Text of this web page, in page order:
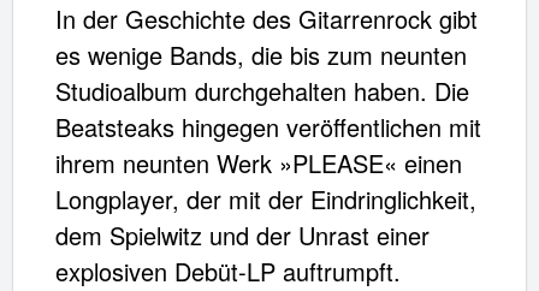
In der Geschichte des Gitarrenrock gibt
es wenige Bands, die bis zum neunten
Studioalbum durchgehalten haben. Die
Beatsteaks hingegen veröffentlichen mit
ihrem neunten Werk »PLEASE« einen
Longplayer, der mit der Eindringlichkeit,
dem Spielwitz und der Unrast einer
explosiven Debüt-LP auftrumpft.